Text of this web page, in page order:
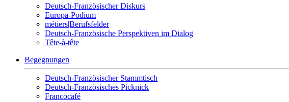
Deutsch-Französischer Diskurs
Europa-Podium
métiers|Berufsfelder
Deutsch-Französische Perspektiven im Dialog
Tête-à-tête
Begegnungen
Deutsch-Französischer Stammtisch
Deutsch-Französisches Picknick
Francocafé